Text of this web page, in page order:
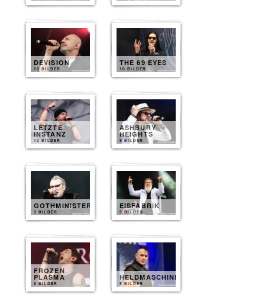
DEVISION
10 BILDER
THE 69 EYES
10 BILDER
LETZTE
INSTANZ
10 BILDER
ASHBURY
HEIGHTS
9 BILDER
GOTHMINISTER
9 BILDER
EISFABRIK
9 BILDER
FROZEN
PLASMA
8 BILDER
HELDMASCHINE
8 BILDER